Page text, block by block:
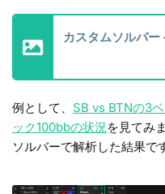
カスタムソルバ
例として、 SB vs BTNの3
ック100bbの状況を見てみ
ソルバーで解析した結果で